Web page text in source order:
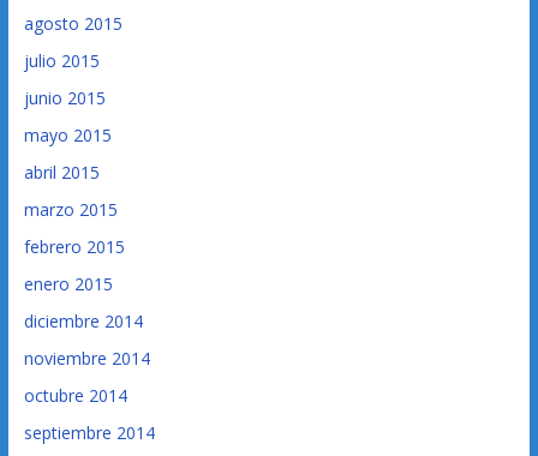
agosto 2015
julio 2015
junio 2015
mayo 2015
abril 2015
marzo 2015
febrero 2015
enero 2015
diciembre 2014
noviembre 2014
octubre 2014
septiembre 2014